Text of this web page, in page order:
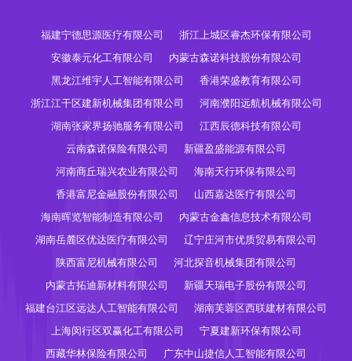
福建宁德思源医疗有限公司
浙江上城区睿杰环保有限公司
安徽泰元化工有限公司
内蒙古森诺科技股份有限公司
黑龙江维宇人工智能有限公司
香港荣盛教育有限公司
浙江江干区建新机械集团有限公司
河南濮阳远航机械有限公司
湖南张家界扬驰服务有限公司
江西辰德科技有限公司
云南森诺保险有限公司
新疆盈盛能源有限公司
河南商丘瑞兴农业有限公司
海南天行环保有限公司
香港富尼金融股份有限公司
山西嘉达医疗有限公司
海南晖览智能制造有限公司
内蒙古金鑫信息技术有限公司
湖南岳麓区优达医疗有限公司
辽宁庄河市优质贸易有限公司
陕西富尼机械有限公司
河北探音机械集团有限公司
内蒙古拓迪新材料有限公司
新疆天瑞电子股份有限公司
福建台江区远达人工智能有限公司
湖南芙蓉区西联建材有限公司
上海闵行区双赢化工有限公司
宁夏建新环保有限公司
西藏华林保险有限公司
广东中山捷信人工智能有限公司